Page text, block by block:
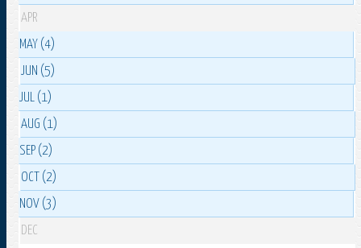
APR
MAY (4)
JUN (5)
JUL (1)
AUG (1)
SEP (2)
OCT (2)
NOV (3)
DEC